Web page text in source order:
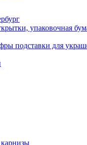
упаковочная
подставки для